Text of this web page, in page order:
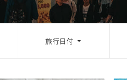
旅行日付